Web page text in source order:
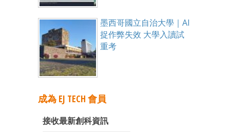
墨西哥國立自治大學｜AI
捉作弊失效 大學入讀試
重考
成為 EJ TECH 會員
接收最新創科資訊